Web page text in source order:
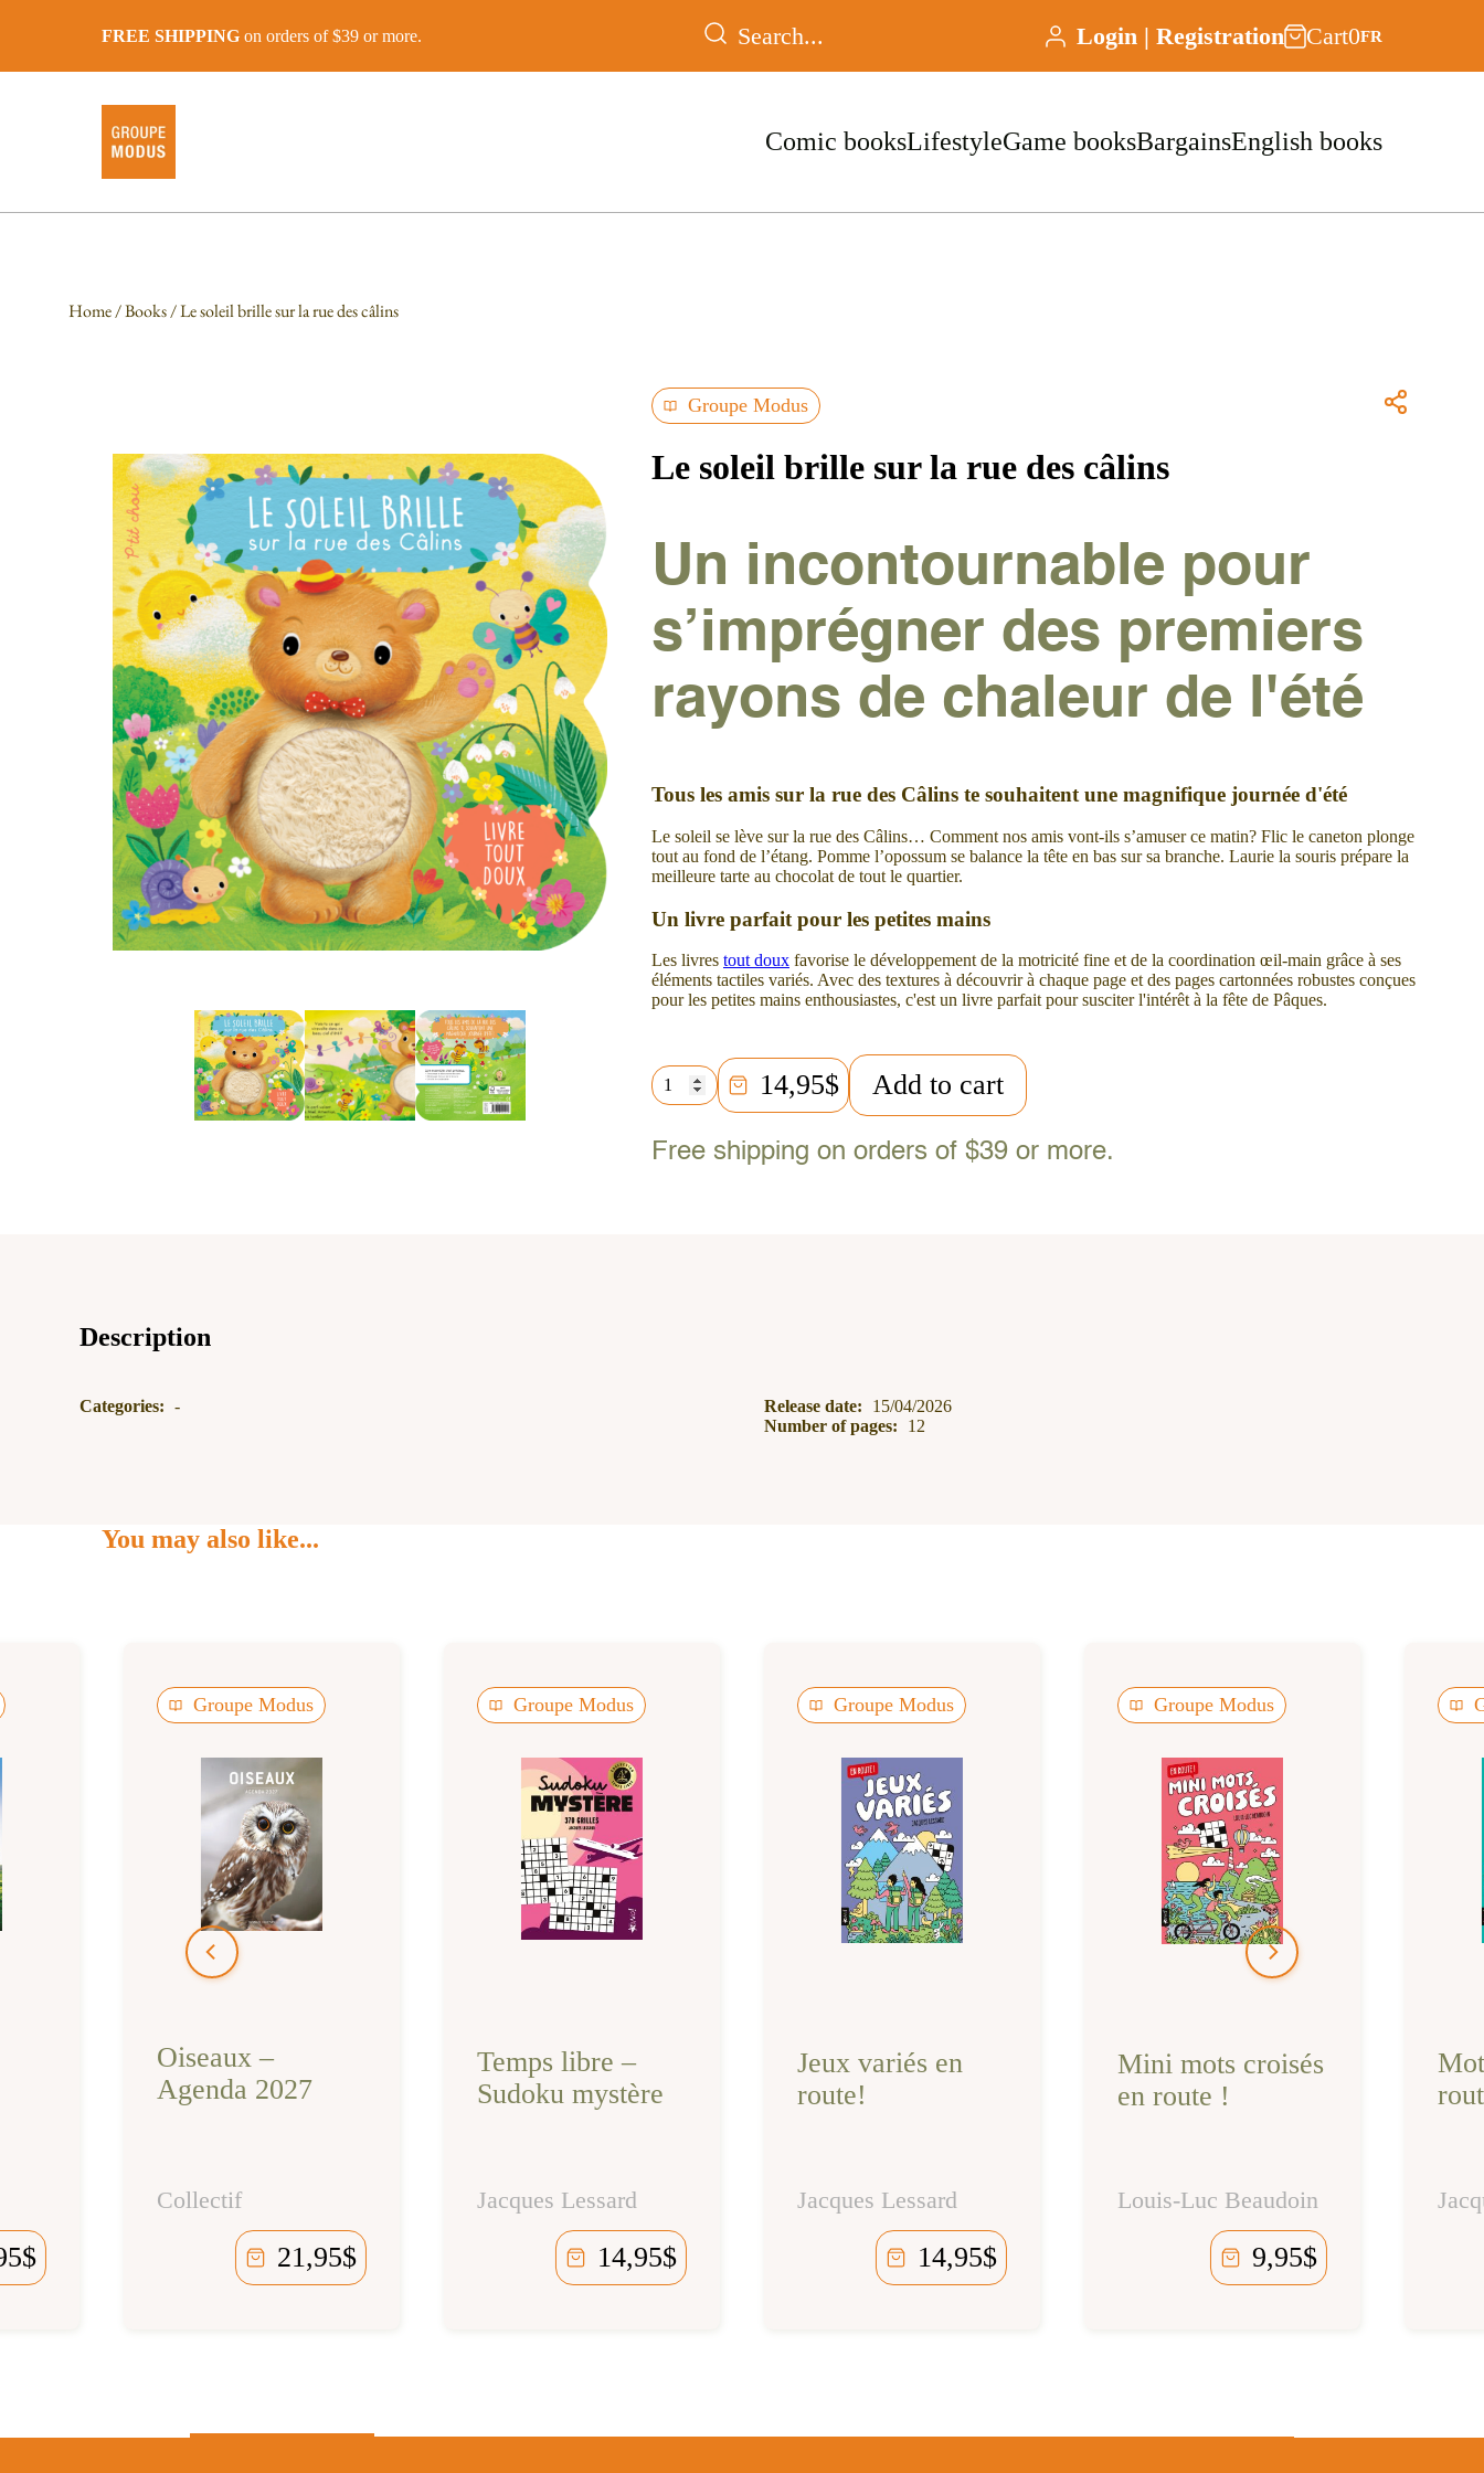
FREE SHIPPING on orders of $39 or more. Login | Registration Cart0FR
Comic booksLifestyleGame booksBargainsEnglish books
Home/Books/ Le soleil brille sur la rue des câlins
Groupe Modus
Le soleil brille sur la rue des câlins
Un incontournable pour
s’imprégner des premiers
rayons de chaleur de l'été
Tous les amis sur la rue des Câlins te souhaitent une magnifique journée d'été
Le soleil se lève sur la rue des Câlins… Comment nos amis vont-ils s’amuser ce matin? Flic le caneton plonge
tout au fond de l’étang. Pomme l’opossum se balance la tête en bas sur sa branche. Laurie la souris prépare la
meilleure tarte au chocolat de tout le quartier.
Un livre parfait pour les petites mains
Les livres tout doux favorise le développement de la motricité fine et de la coordination œil-main grâce à ses
éléments tactiles variés. Avec des textures à découvrir à chaque page et des pages cartonnées robustes conçues
pour les petites mains enthousiastes, c'est un livre parfait pour susciter l'intérêt à la fête de Pâques.
Le
soleil
la
14,95$ Add to cart
Free shipping on orders of $39 or more.
Description
Release date:
15/04/2026
Number of pages:
12
Categories: -
You may also like...
Groupe Modus
Temps libre –
Sudoku mystère
Jacques Lessard
14,95$
Groupe Modus
Jeux variés en
route!
Jacques Lessard
14,95$
Groupe Modus
Mini mots croisés
en route !
Louis-Luc Beaudoin
9,95$
$
Groupe Modus
Oiseaux –
Agenda 2027
Collectif
21,95$